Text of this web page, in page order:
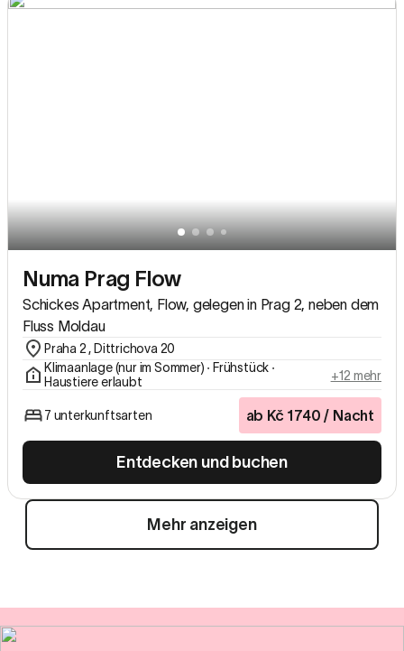
Numa Prag Flow
Schickes Apartment, Flow, gelegen in Prag 2, neben dem
Fluss Moldau
Praha 2 , Dittrichova 20
Klimaanlage (nur im Sommer) ∙ Frühstück ∙
Haustiere erlaubt
+12 mehr
7 unterkunftsarten ab Kč 1740 / Nacht
Entdecken und buchen
Mehr anzeigen